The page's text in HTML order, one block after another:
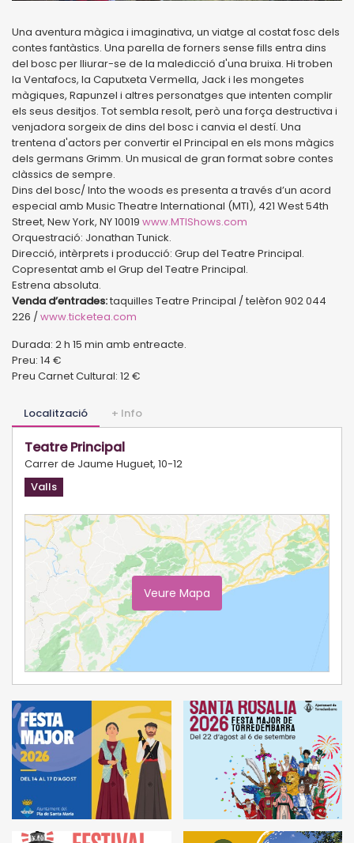
Una aventura màgica i imaginativa, un viatge al costat fosc dels
contes fantàstics. Una parella de forners sense fills entra dins
del bosc per lliurar-se de la maledicció d'una bruixa. Hi troben
la Ventafocs, la Caputxeta Vermella, Jack i les mongetes
màgiques, Rapunzel i altres personatges que intenten complir
els seus desitjos. Tot sembla resolt, però una força destructiva i
venjadora sorgeix de dins del bosc i canvia el destí. Una
trentena d'actors per convertir el Principal en els mons màgics
dels germans Grimm. Un musical de gran format sobre contes
clàssics de sempre.
Dins del bosc/ Into the woods es presenta a través d’un acord
especial amb Music Theatre International (MTI), 421 West 54th
Street, New York, NY 10019 www.MTIShows.com
Orquestració: Jonathan Tunick.
Direcció, intèrprets i producció: Grup del Teatre Principal.
Copresentat amb el Grup del Teatre Principal.
Estrena absoluta.
Venda d’entrades:taquilles Teatre Principal / telèfon 902 044
226 /www.ticketea.com
Durada: 2 h 15 min amb entreacte.
Preu: 14 €
Preu Carnet Cultural: 12 €
Localització + Info
Teatre Principal
Carrer de Jaume Huguet, 10-12
Valls
Veure Mapa